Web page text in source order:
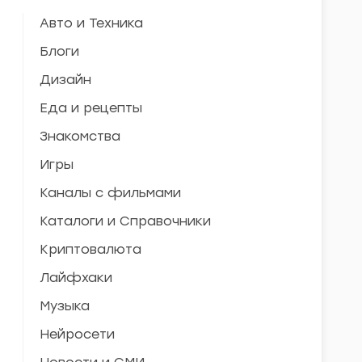
Авто и Техника
Блоги
Дизайн
Еда и рецепты
Знакомства
Игры
Каналы с фильмами
Каталоги и Справочники
Криптовалюта
Лайфхаки
Музыка
Нейросети